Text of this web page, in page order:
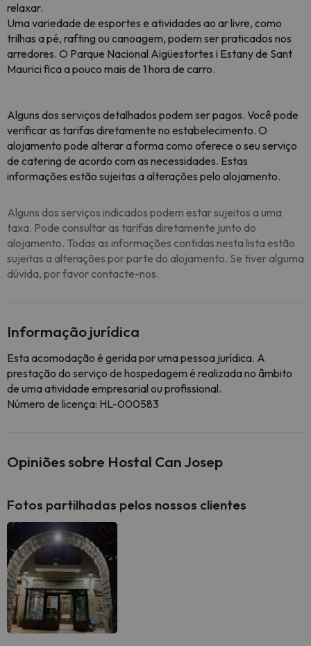
relaxar.
Uma variedade de esportes e atividades ao ar livre, como
trilhas a pé, rafting ou canoagem, podem ser praticados nos
arredores. O Parque Nacional Aigüestortes i Estany de Sant
Maurici fica a pouco mais de 1 hora de carro.
Alguns dos serviços detalhados podem ser pagos. Você pode
verificar as tarifas diretamente no estabelecimento. O
alojamento pode alterar a forma como oferece o seu serviço
de catering de acordo com as necessidades. Estas
informações estão sujeitas a alterações pelo alojamento.
Alguns dos serviços indicados podem estar sujeitos a uma
taxa. Pode consultar as tarifas diretamente junto do
alojamento. Todas as informações contidas nesta lista estão
sujeitas a alterações por parte do alojamento. Se tiver alguma
dúvida, por favor contacte-nos.
Informação jurídica
Esta acomodação é gerida por uma pessoa jurídica. A
prestação do serviço de hospedagem é realizada no âmbito
de uma atividade empresarial ou profissional.
Número de licença: HL-000583
Opiniões sobre Hostal Can Josep
Fotos partilhadas pelos nossos clientes